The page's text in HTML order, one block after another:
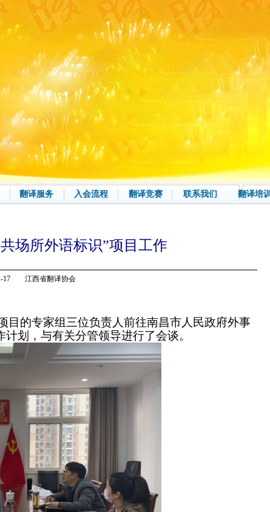
翻译服务 入会流程 翻译竞赛 联系我们 翻译培训
场所外语标识”项目工作
17 江西省翻译协会
目的专家组三位负责人前往南昌市人民政府外事
计划 ， 与有关分管领导进行了会谈。